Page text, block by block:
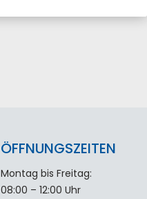
ÖFFNUNGSZEITEN
Montag bis Freitag:
08:00 – 12:00 Uhr